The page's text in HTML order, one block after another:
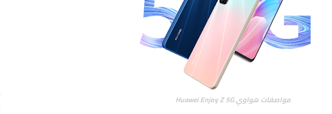
مواصفات هواوي Huawei Enjoy Z 5G